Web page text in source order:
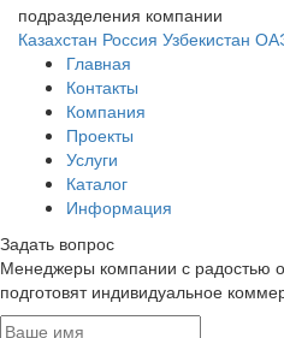
подразделения компании
Казахстан Россия Узбекистан
Главная
Контакты
Компания
Проекты
Услуги
Каталог
Информация
Задать вопрос
Менеджеры компании с радостью
подготовят индивидуальное